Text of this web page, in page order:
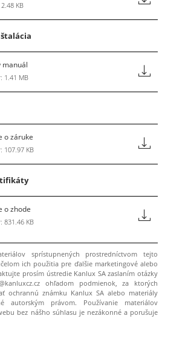
KB
manuál
1.41 MB
o záruke
107.97 KB
o zhode
831.46 KB
sprístupnených prostredníctvom tejto
ich použitia pre ďalšie marketingové alebo
prosím ústredie Kanlux SA zaslaním otázky
ohľadom podmienok, za ktorých
ochrannú známku Kanlux SA alebo materiály
autorským právom. Používanie materiálov
bez nášho súhlasu je nezákonné a porušuje